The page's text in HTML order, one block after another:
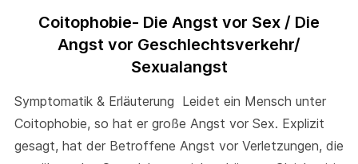
Coitophobie- Die Angst vor Sex / Die
Angst vor Geschlechtsverkehr/
Sexualangst
Symptomatik & Erläuterung Leidet ein Mensch unter
Coitophobie, so hat er große Angst vor Sex. Explizit
gesagt, hat der Betroffene Angst vor Verletzungen, die